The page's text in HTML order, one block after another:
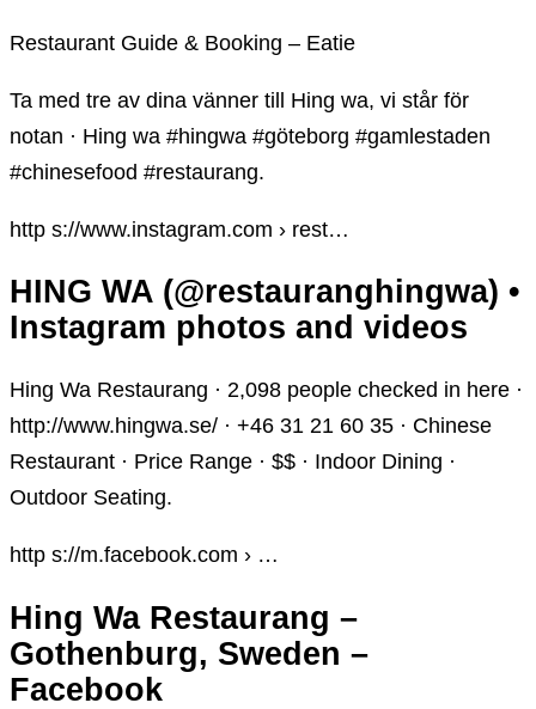
Restaurant Guide & Booking – Eatie
Ta med tre av dina vänner till Hing wa, vi står för
notan · Hing wa #hingwa #göteborg #gamlestaden
#chinesefood #restaurang.
http s://www.instagram.com › rest…
HING WA (@restauranghingwa) •
Instagram photos and videos
Hing Wa Restaurang · 2,098 people checked in here ·
http://www.hingwa.se/ · +46 31 21 60 35 · Chinese
Restaurant · Price Range · $$ · Indoor Dining ·
Outdoor Seating.
http s://m.facebook.com › …
Hing Wa Restaurang –
Gothenburg, Sweden –
Facebook